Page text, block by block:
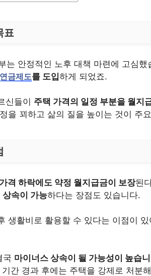
표
는 안정적인 노후 대책 마련에 고심
금제도를 도입하게 되었죠.
신들이 주택 가격의 일정 부분을 월지
을 꾀하고 삶의 질을 높이는 것이 주
격 하락에도 약정 월지급금이 보장된
상속이 가능하다는 장점도 있습니다.
생활비로 활용할 수 있다는 이점이
국 마이너스 상속이 될 가능성이 높습
간 경과 후에는 주택을 강제로 처분